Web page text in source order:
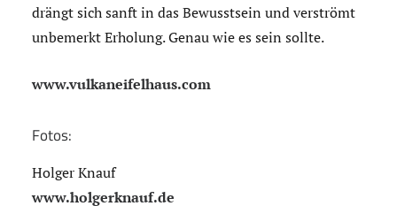
drängt sich sanft in das Bewusstsein und verströmt
unbemerkt Erholung. Genau wie es sein sollte.
www.vulkaneifelhaus.com
Fotos:
Holger Knauf
www.holgerknauf.de